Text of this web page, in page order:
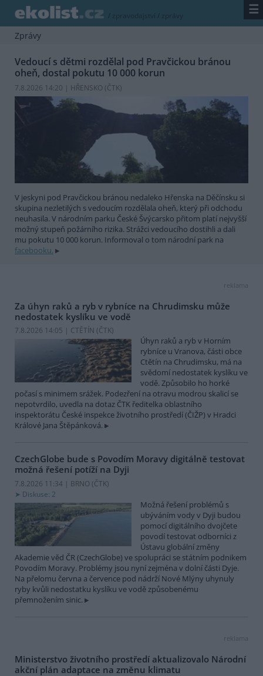
/ zpravodajství / zprávy ☰
Zprávy
Vedoucí s dětmi rozdělal pod Pravčickou bránou
oheň, dostal pokutu 10 000 korun
7.8.2026 14:20 | HŘENSKO (ČTK)
V jeskyni pod Pravčickou bránou nedaleko Hřenska na Děčínsku si
skupina nezletilých s vedoucím rozdělala oheň, který při odchodu
neuhasila. V národním parku České Švýcarsko přitom platí nejvyšší
možný stupeň požárního rizika. Strážci vedoucího dostihli a dali
mu pokutu 10 000 korun. Informoval o tom národní park na
facebooku.
reklama
Za úhyn raků a ryb v rybníce na Chrudimsku může
nedostatek kyslíku ve vodě
7.8.2026 14:05 | CTĚTÍN (ČTK)
Úhyn raků a ryb v Horním
rybníce u Vranova, části obce
Ctětín na Chrudimsku, má na
svědomí nedostatek kyslíku ve
vodě. Způsobilo ho horké
počasí s minimem srážek. Podezření na otravu modrou skalicí se
nepotvrdilo, uvedla na dotaz ČTK ředitelka oblastního
inspektorátu České inspekce životního prostředí (ČIŽP) v Hradci
Králové Jana Štěpánková.
CzechGlobe bude s Povodím Moravy digitálně testovat
možná řešení potíží na Dyji
7.8.2026 11:34 | BRNO (ČTK)
Diskuse: 2
Možná řešení problémů s
ubýváním vody v Dyji budou
pomocí digitálního dvojčete
povodí testovat odborníci z
Ústavu globální změny
Akademie věd ČR (CzechGlobe) ve spolupráci se státním podnikem
Povodím Moravy. Problémy jsou nyní zejména v dolní části Dyje.
Na přelomu června a července pod nádrží Nové Mlýny uhynuly
ryby kvůli nedostatku kyslíku ve vodě způsobenému
přemnožením sinic.
reklama
Ministerstvo životního prostředí aktualizovalo Národní
akční plán adaptace na změnu klimatu